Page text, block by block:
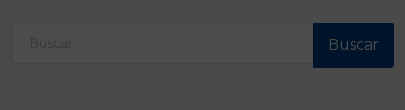
Buscar